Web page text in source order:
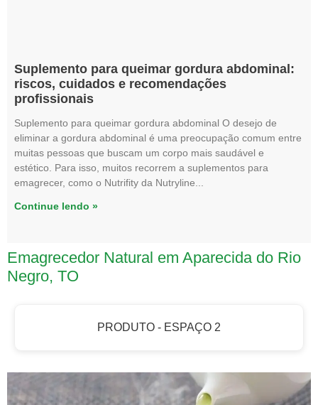
Suplemento para queimar gordura abdominal:
riscos, cuidados e recomendações
profissionais
Suplemento para queimar gordura abdominal O desejo de
eliminar a gordura abdominal é uma preocupação comum entre
muitas pessoas que buscam um corpo mais saudável e
estético. Para isso, muitos recorrem a suplementos para
emagrecer, como o Nutrifity da Nutryline
Continue lendo »
Emagrecedor Natural em Aparecida do Rio
Negro, TO
PRODUTO - ESPAÇO 2